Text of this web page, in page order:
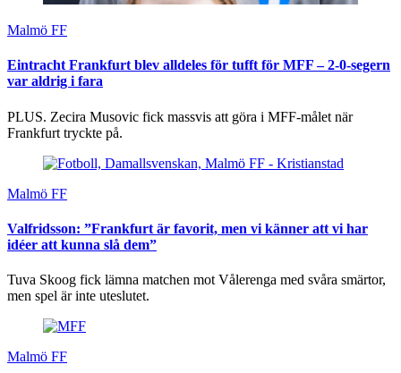
Malmö FF
Eintracht Frankfurt blev alldeles för tufft för MFF – 2-0-segern
var aldrig i fara
PLUS. Zecira Musovic fick massvis att göra i MFF-målet när
Frankfurt tryckte på.
Malmö FF
Valfridsson: ”Frankfurt är favorit, men vi känner att vi har
idéer att kunna slå dem”
Tuva Skoog fick lämna matchen mot Vålerenga med svåra smärtor,
men spel är inte uteslutet.
Malmö FF